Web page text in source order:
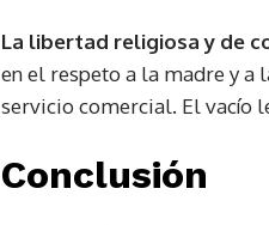
La libertad religiosa y de
en el respeto a la madre y a
servicio comercial. El vacío
Conclusión